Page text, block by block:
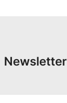
Newsletter